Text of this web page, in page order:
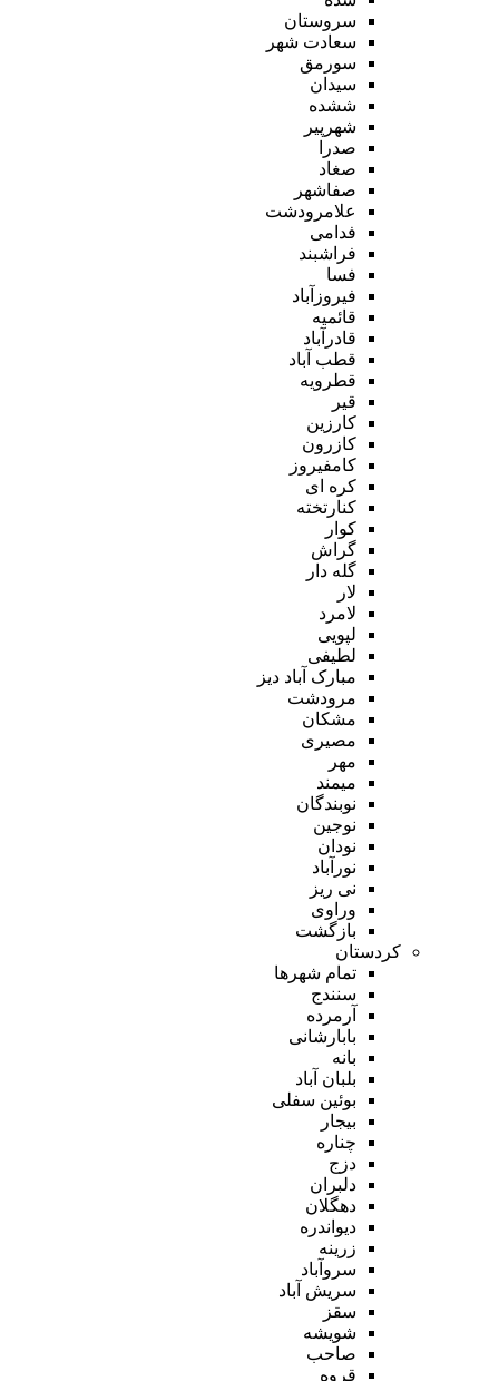
سروستان
سعادت شهر
سورمق
سیدان
ششده
شهرپیر
صدرا
صغاد
صفاشهر
علامرودشت
فدامی
فراشبند
فسا
فیروزآباد
قائمیه
قادرآباد
قطب آباد
قطرویه
قیر
کارزین
کازرون
کامفیروز
کره ای
کنارتخته
کوار
گراش
گله دار
لار
لامرد
لپویی
لطیفی
مبارک آباد دیز
مرودشت
مشکان
مصیری
مهر
میمند
نوبندگان
نوجین
نودان
نورآباد
نی ریز
وراوی
بازگشت
کردستان
تمام شهر‌ها
سنندج
آرمرده
بابارشانی
بانه
بلبان آباد
بوئین سفلی
بیجار
چناره
دزج
دلبران
دهگلان
دیواندره
زرینه
سروآباد
سریش آباد
سقز
شویشه
صاحب
قروه